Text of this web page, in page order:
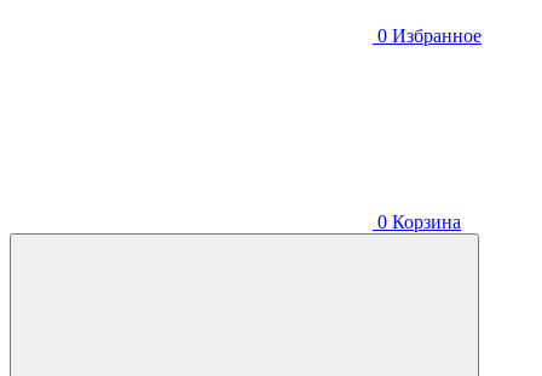
0 Избранное
0 Корзина